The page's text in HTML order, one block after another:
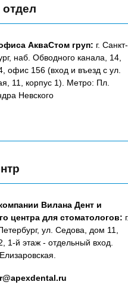
отдел
АкваСтом груп: г. Санкт-
наб. Обводного канала, 14,
офис 156 (вход и въезд с ул.
11, корпус 1). Метро: Пл.
Невского
Вилана Дент и
центра для стоматологов:
ул. Седова, дом 11,
1-й этаж - отдельный вход.